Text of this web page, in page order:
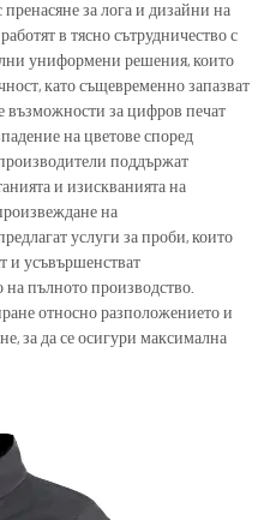
за лога и дизайни на
в тясно сътрудничество с
униформени решения, които
като същевременно запазват
възможности за цифров печат
на цветове според
поддържат
и изискванията на
на
услуги за проби, които
и усъвършенстват
пълното производство.
относно разположението и
за да се осигури максимална